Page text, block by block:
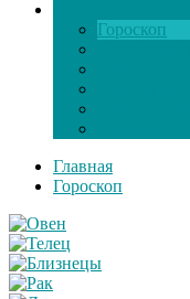
Гороскоп
Главная
Гороскоп